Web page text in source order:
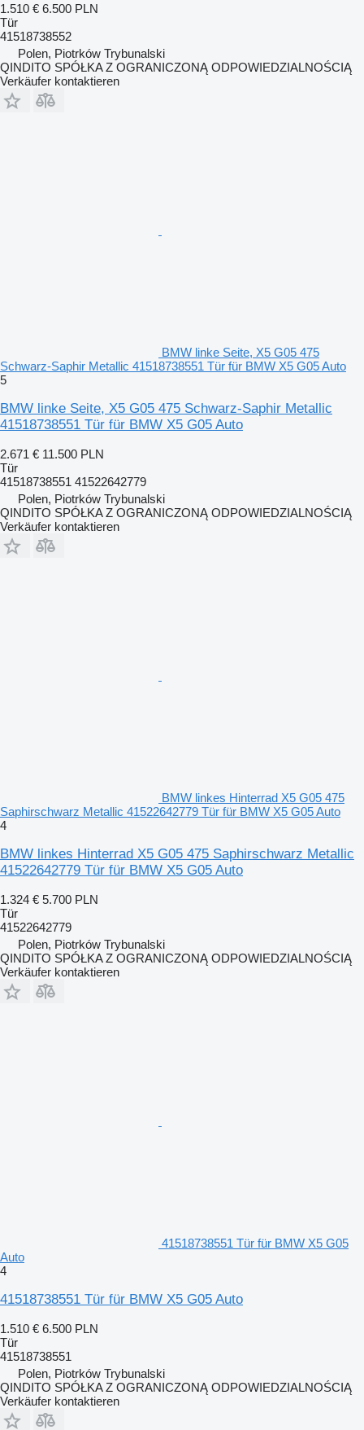
1.510 € 6.500 PLN
Tür
41518738552
Polen, Piotrków Trybunalski
QINDITO SPÓŁKA Z OGRANICZONĄ ODPOWIEDZIALNOŚCIĄ
Verkäufer kontaktieren
BMW linke Seite, X5 G05 475
Schwarz-Saphir Metallic 41518738551 Tür für BMW X5 G05 Auto
5
BMW linke Seite, X5 G05 475 Schwarz-Saphir Metallic
41518738551 Tür für BMW X5 G05 Auto
2.671 € 11.500 PLN
Tür
41518738551 41522642779
Polen, Piotrków Trybunalski
QINDITO SPÓŁKA Z OGRANICZONĄ ODPOWIEDZIALNOŚCIĄ
Verkäufer kontaktieren
BMW linkes Hinterrad X5 G05 475
Saphirschwarz Metallic 41522642779 Tür für BMW X5 G05 Auto
4
BMW linkes Hinterrad X5 G05 475 Saphirschwarz Metallic
41522642779 Tür für BMW X5 G05 Auto
1.324 € 5.700 PLN
Tür
41522642779
Polen, Piotrków Trybunalski
QINDITO SPÓŁKA Z OGRANICZONĄ ODPOWIEDZIALNOŚCIĄ
Verkäufer kontaktieren
41518738551 Tür für BMW X5 G05
Auto
4
41518738551 Tür für BMW X5 G05 Auto
1.510 € 6.500 PLN
Tür
41518738551
Polen, Piotrków Trybunalski
QINDITO SPÓŁKA Z OGRANICZONĄ ODPOWIEDZIALNOŚCIĄ
Verkäufer kontaktieren